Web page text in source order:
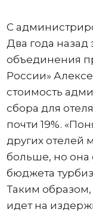
С
Два года назад
объединения
России»
стоимость
сбора для
почти 19%.
других отелей
больше, но она
бюджета
Таким образом,
идет на